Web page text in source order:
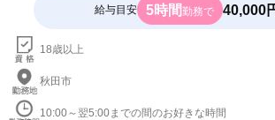
給与目安 5時間勤務で 40,000
18歳以上
秋田市
10:00～翌5:00までの間のお好きな時間